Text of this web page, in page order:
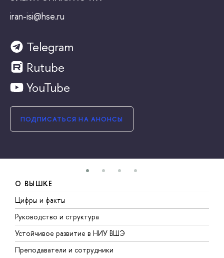
iran-isi@hse.ru
Telegram
Rutube
YouTube
ПОДПИСАТЬСЯ НА АНОНСЫ
О ВЫШКЕ
Цифры и факты
Руководство и структура
Устойчивое развитие в НИУ ВШЭ
Преподаватели и сотрудники